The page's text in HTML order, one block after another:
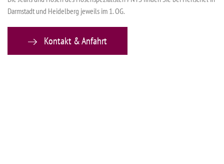
Darmstadt und Heidelberg jeweils im 1. OG.
Kontakt & Anfahrt